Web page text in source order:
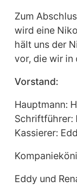
Zum
wird eine
hält uns der
vor, die wir in
Vorstand:
Hauptmann:
Schriftführer:
Kassierer:
Eddy und